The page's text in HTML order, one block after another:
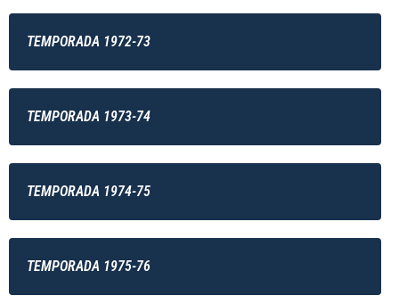
TEMPORADA 1972-73
TEMPORADA 1973-74
TEMPORADA 1974-75
TEMPORADA 1975-76